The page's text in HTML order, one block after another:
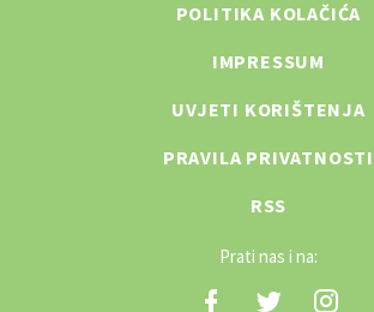
POLITIKA KOLAČIĆA
IMPRESSUM
UVJETI KORIŠTENJA
PRAVILA PRIVATNOSTI
RSS
Prati nas i na: